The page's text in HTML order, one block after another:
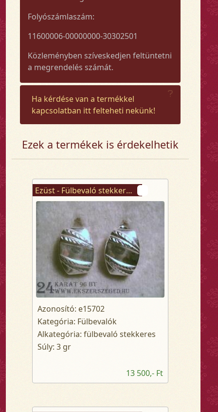
Folyószámlaszám:
11600006-00000000-30302501
Közleményben szíveskedjen feltüntetni
a megrendelés számát.
Ha kérdése van a termékkel
kapcsolatban itt felteheti nekünk!
Ezek a termékek is érdekelhetik
Ezüst - Fülbevaló stekkeres
Azonosító: e15702
Kategória: Fülbevalók
Alkategória: fülbevaló stekkeres
Súly: 3 gr
13 500,- Ft